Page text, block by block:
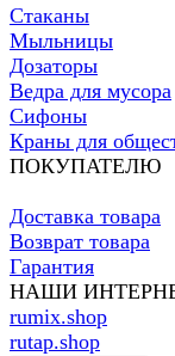
Стаканы
Мыльницы
Дозаторы
Ведра для мусора
Сифоны
Краны для
ПОКУПАТЕЛЮ
Доставка товара
Возврат товара
Гарантия
НАШИ
rumix.shop
rutap.shop